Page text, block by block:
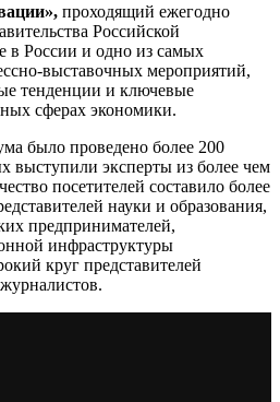
проходящий ежегодно
Российской
России и одно из самых
выставочных мероприятий,
тенденции и ключевые
сферах экономики.
было проведено более 200
выступили эксперты из более чем
посетителей составило более
науки и образования,
предпринимателей,
инфраструктуры
круг представителей